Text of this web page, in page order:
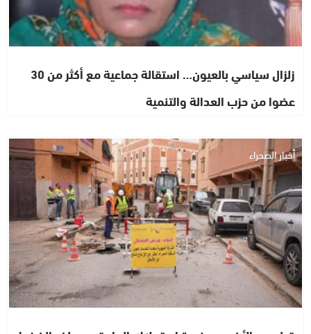
زلزال سياسي بالعيون… استقالة جماعية مع أكثر من 30
عضوا من حزب العدالة والتنمية
أخبار الصحراء